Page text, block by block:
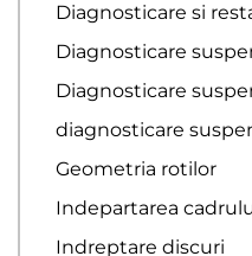
Diagnosticare si
Diagnosticare
Diagnosticare
diagnosticare
Geometria rotilor
Indepartarea
Indreptare discuri